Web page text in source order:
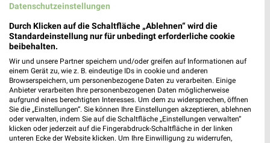
Gültig von 07. Aug. bis 13. Aug.
📅 Kalendereintrag erstellen
PROSPEKT BLÄTTERN
Datenschutzeinstellungen
Durch Klicken auf die Schaltfläche „Ablehnen“ wird die
Standardeinstellung nur für unbedingt erforderliche cookie
beibehalten.
Wir und unsere Partner speichern und/oder greifen auf Informationen auf
einem Gerät zu, wie z. B. eindeutige IDs in cookie und anderen
Browserspeichern, um personenbezogene Daten zu verarbeiten. Einige
Anbieter verarbeiten Ihre personenbezogenen Daten möglicherweise
aufgrund eines berechtigten Interesses. Um dem zu widersprechen, öffnen
Sie die „Einstellungen“. Sie können Ihre Einstellungen akzeptieren, ablehnen
oder verwalten, indem Sie auf die Schaltfläche „Einstellungen verwalten“
klicken oder jederzeit auf die Fingerabdruck-Schaltfläche in der linken
unteren Ecke der Website klicken. Um Ihre Einwilligung zu widerrufen,